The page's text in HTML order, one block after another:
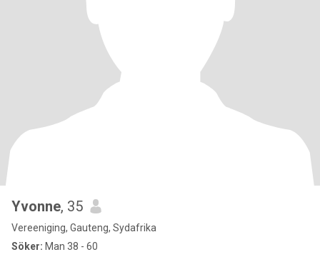
Yvonne, 35
Vereeniging, Gauteng, Sydafrika
Söker: Man 38 - 60